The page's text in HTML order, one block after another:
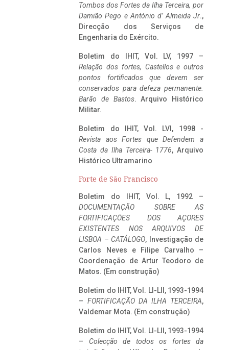
Tombos dos Fortes da Ilha Terceira, por
Damião Pego e António d’ Almeida Jr.,
Direcção dos Serviços de
Engenharia do Exército.
Boletim do IHIT, Vol. LV, 1997 –
Relação dos fortes, Castellos e outros
pontos fortificados que devem ser
conservados para defeza permanente.
Barão de Bastos. Arquivo Histórico
Militar.
Boletim do IHIT, Vol. LVI, 1998 -
Revista aos Fortes que Defendem a
Costa da Ilha Terceira- 1776, Arquivo
Histórico Ultramarino
Forte de São Francisco
Boletim do IHIT, Vol. L, 1992 –
DOCUMENTAÇÃO SOBRE AS
FORTIFICAÇÕES DOS AÇORES
EXISTENTES NOS ARQUIVOS DE
LISBOA – CATÁLOGO, Investigação de
Carlos Neves e Filipe Carvalho –
Coordenação de Artur Teodoro de
Matos. (Em construção)
Boletim do IHIT, Vol. LI-LII, 1993-1994
– FORTIFICAÇÃO DA ILHA TERCEIRA,
Valdemar Mota. (Em construção)
Boletim do IHIT, Vol. LI-LII, 1993-1994
– Colecção de todos os fortes da